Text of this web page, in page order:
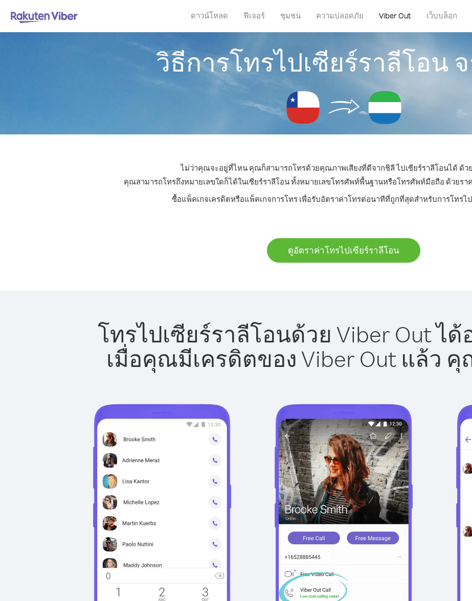
ดาวน์โหลด ฟีเจอร์ ชุมชน ความปลอดภัย Viber Out เว็บบล็อก
วิธีการโทรไปเซียร์ราลีโอน
ไม่ว่าคุณจะอยู่ที่ไหน คุณก็สามารถโทรด้วยคุณภาพเสียงที่ดีจากชิลี ไปเซียร์ราลีโอนได้ ด้ว
คุณสามารถโทรถึงหมายเลขใดก็ได้ในเซียร์ราลีโอน ทั้งหมายเลขโทรศัพท์พื้นฐานหรือโทรศัพท์มือถือ ด้วยรา
ซื้อแพ็คเกจเครดิตหรือแพ็คเกจการโทร เพื่อรับอัตราค่าโทรต่อนาทีที่ถูกที่สุดสำหรับการโทรไ
ดูอัตราค่าโทรไปเซียร์ราลีโอน
โทรไปเซียร์ราลีโอนด้วย Viber Out ได้
เมื่อคุณมีเครดิตของ Viber Out แล้ว